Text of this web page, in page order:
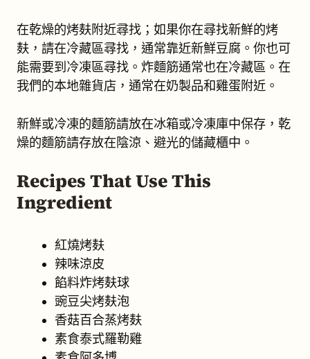
在乾燥的烤麸附近尋找；如果你在尋找新鮮的烤
麸，請在冷藏區尋找，通常靠近新鮮豆腐。你也可
能需要到冷凍區尋找。炸麵筋通常也在冷藏區。在
我們的本地雜貨店，通常在奶製品和雞蛋附近。
新鮮或冷凍的麵筋請放在冰箱或冷凍庫中保存，乾
燥的麵筋請存放在陰涼、避光的儲藏櫃中。
Recipes That Use This
Ingredient
紅燒烤麸
辣味涼皮
餡料炸烤麸球
豌豆尖烤麸泡
香菇百合蒸烤麸
素食泰式羅勒雞